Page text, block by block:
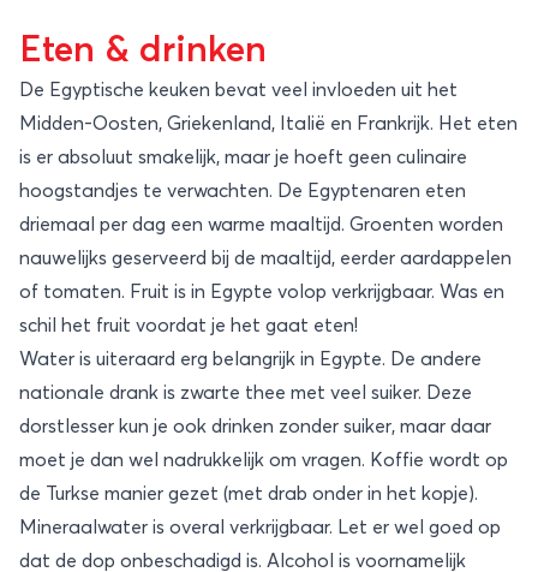
Eten & drinken
De Egyptische keuken bevat veel invloeden uit het
Midden-Oosten, Griekenland, Italië en Frankrijk. Het eten
is er absoluut smakelijk, maar je hoeft geen culinaire
hoogstandjes te verwachten. De Egyptenaren eten
driemaal per dag een warme maaltijd. Groenten worden
nauwelijks geserveerd bij de maaltijd, eerder aardappelen
of tomaten. Fruit is in Egypte volop verkrijgbaar. Was en
schil het fruit voordat je het gaat eten!
Water is uiteraard erg belangrijk in Egypte. De andere
nationale drank is zwarte thee met veel suiker. Deze
dorstlesser kun je ook drinken zonder suiker, maar daar
moet je dan wel nadrukkelijk om vragen. Koffie wordt op
de Turkse manier gezet (met drab onder in het kopje).
Mineraalwater is overal verkrijgbaar. Let er wel goed op
dat de dop onbeschadigd is. Alcohol is voornamelijk